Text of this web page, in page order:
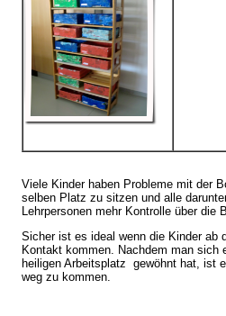
Viele Kinder haben Probleme mit der
selben Platz zu sitzen und alle
Lehrpersonen mehr Kontrolle über die
Sicher ist es ideal wenn die Kinder ab
Kontakt kommen. Nachdem man sich
heiligen Arbeitsplatz gewöhnt hat, ist
weg zu kommen.